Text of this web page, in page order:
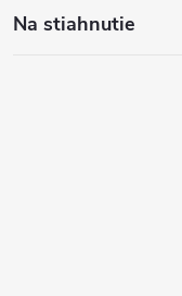
Na stiahnutie